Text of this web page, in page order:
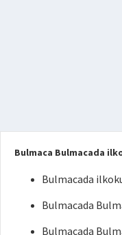
Bulmaca Bulmacada
Bulmacada
Bulmacada
Bulmacada